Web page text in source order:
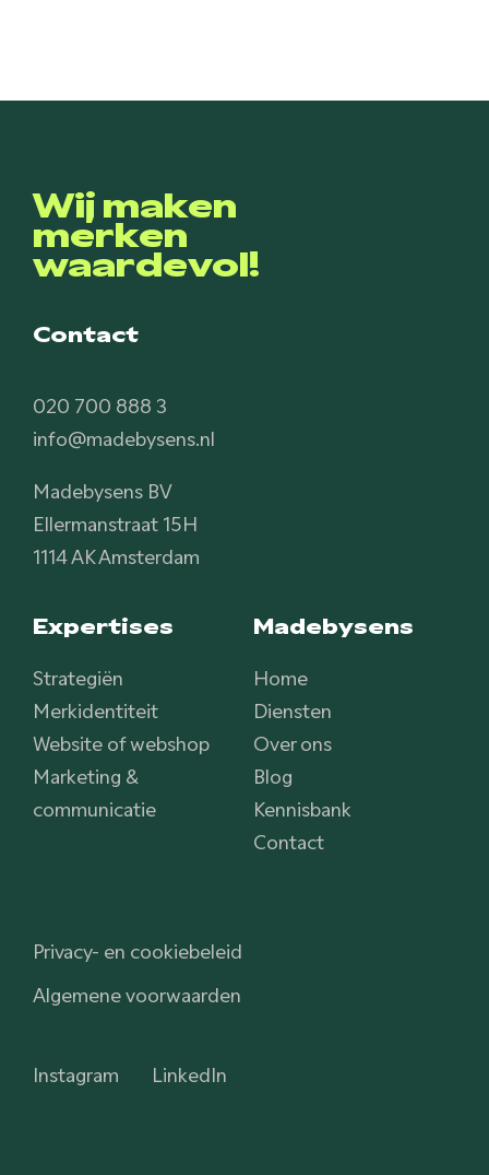
Wij maken
merken
waardevol!
Contact
020 700 888 3
info@madebysens.nl
Madebysens BV
Ellermanstraat 15H
1114 AK Amsterdam
Expertises
Strategiën
Merkidentiteit
Website of webshop
Marketing &
communicatie
Madebysens
Home
Diensten
Over ons
Blog
Kennisbank
Contact
Privacy- en cookiebeleid
Algemene voorwaarden
Instagram LinkedIn